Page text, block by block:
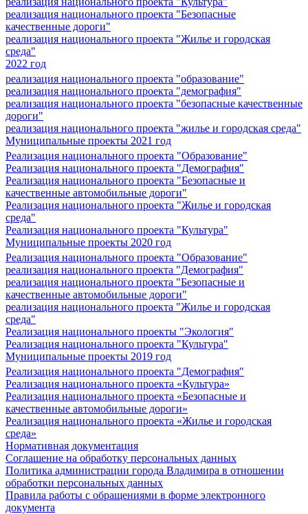
реализация национального проекта "Безопасные
качественные дороги"
реализация национального проекта "Жилье и городская
среда"
2022 год
реализация национального проекта "образование"
реализация национального проекта "демография"
реализация национального проекта "безопасные качественные
дороги"
реализация национального проекта "жилье и городская среда"
Муниципальные проекты 2021 год
Реализация национального проекта "Образование"
Реализация национального проекта "Демография"
Реализация национального проекта "Безопасные и
качественные автомобильные дороги"
Реализация национального проекта "Жилье и городская
среда"
Реализация национального проекта "Культура"
Муниципальные проекты 2020 год
Реализация национального проекта "Образование"
реализация национального проекта "Демография"
реализация национального проекта "Безопасные и
качественные автомобильные дороги"
реализация национального проекта "Жилье и городская
среда"
Реализация национального проекты "Экология"
Реализация национального проекта "Культура"
Муниципальные проекты 2019 год
Реализация национального проекта "Демография"
Реализация национального проекта «Культура»
Реализация национального проекта «Безопасные и
качественные автомобильные дороги»
Реализация национального проекта «Жилье и городская
среда»
Нормативная документация
Соглашение на обработку персональных данных
Политика администрации города Владимира в отношении
обработки персональных данных
Правила работы с обращениями в форме электронного
документа